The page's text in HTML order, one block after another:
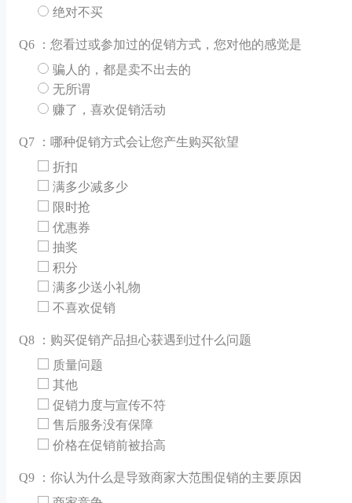
绝对不买
Q6 ：您看过或参加过的促销方式，您对他的感觉是
骗人的，都是卖不出去的
无所谓
赚了，喜欢促销活动
Q7 ：哪种促销方式会让您产生购买欲望
折扣
满多少减多少
限时抢
优惠券
抽奖
积分
满多少送小礼物
不喜欢促销
Q8 ：购买促销产品担心获遇到过什么问题
质量问题
其他
促销力度与宣传不符
售后服务没有保障
价格在促销前被抬高
Q9 ：你认为什么是导致商家大范围促销的主要原因